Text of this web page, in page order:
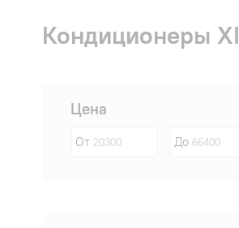
Кондиционеры
Цена
От До